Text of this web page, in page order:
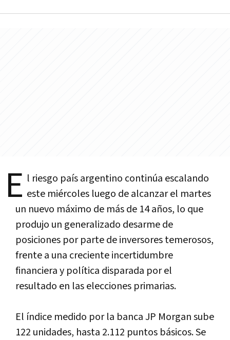
E l riesgo país argentino continúa escalando
este miércoles luego de alcanzar el martes
un nuevo máximo de más de 14 años, lo que
produjo un generalizado desarme de
posiciones por parte de inversores temerosos,
frente a una creciente incertidumbre
financiera y política disparada por el
resultado en las elecciones primarias.
El índice medido por la banca JP Morgan sube
122 unidades, hasta 2.112 puntos básicos. Se